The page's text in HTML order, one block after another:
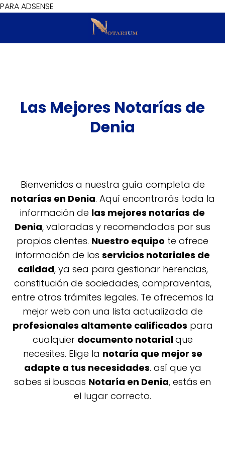
PARA ADSENSE
Las Mejores Notarías de
Denia
Bienvenidos a nuestra guía completa de
notarías en Denia. Aquí encontrarás toda la
información de las mejores notarías de
Denia, valoradas y recomendadas por sus
propios clientes. Nuestro equipo te ofrece
información de los servicios notariales de
calidad, ya sea para gestionar herencias,
constitución de sociedades, compraventas,
entre otros trámites legales. Te ofrecemos la
mejor web con una lista actualizada de
profesionales altamente calificados para
cualquier documento notarialque
necesites. Elige la notaría que mejor se
adapte a tus necesidades. así que ya
sabes si buscas Notaría en Denia, estás en
el lugar correcto.